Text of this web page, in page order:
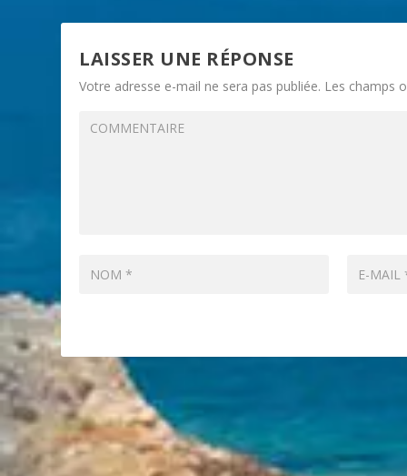
LAISSER UNE RÉPONSE
Votre adresse e-mail ne sera pas publiée. Les champs